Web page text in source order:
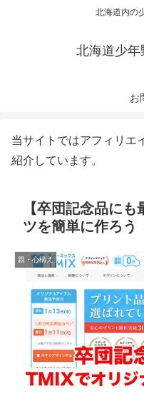
北海道内の
北海道少年
お
当サイトではアフィリエ
紹介しています。
【卒団記念品に
ツを簡単に作ろう
親・心構え